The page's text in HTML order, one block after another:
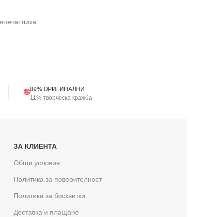
🤪89% ОРИГИНАЛНИ
11% творческа кражба
ЗА КЛИЕНТА
Общи условия
Политика за поверителност
Политика за бисквитки
Доставка и плащане